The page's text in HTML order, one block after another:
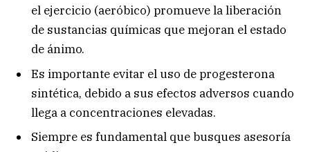
el ejercicio (aeróbico) promueve la liberación
de sustancias químicas que mejoran el estado
de ánimo.
Es importante evitar el uso de progesterona
sintética, debido a sus efectos adversos cuando
llega a concentraciones elevadas.
Siempre es fundamental que busques asesoría